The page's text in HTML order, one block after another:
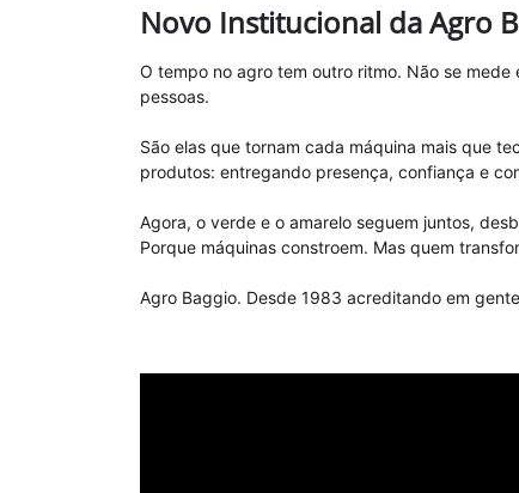
Novo Institucional da Agro
O tempo no agro tem outro ritmo. Não se mede
pessoas.
São elas que tornam cada máquina mais que
produtos: entregando presença, confiança e
Agora, o verde e o amarelo seguem juntos,
Porque máquinas constroem. Mas quem
Agro Baggio. Desde 1983 acreditando em